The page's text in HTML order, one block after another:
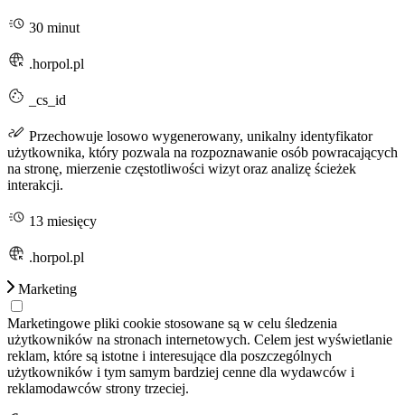
30 minut
.horpol.pl
_cs_id
Przechowuje losowo wygenerowany, unikalny identyfikator
użytkownika, który pozwala na rozpoznawanie osób powracających
na stronę, mierzenie częstotliwości wizyt oraz analizę ścieżek
interakcji.
13 miesięcy
.horpol.pl
Marketing
Marketingowe pliki cookie stosowane są w celu śledzenia
użytkowników na stronach internetowych. Celem jest wyświetlanie
reklam, które są istotne i interesujące dla poszczególnych
użytkowników i tym samym bardziej cenne dla wydawców i
reklamodawców strony trzeciej.